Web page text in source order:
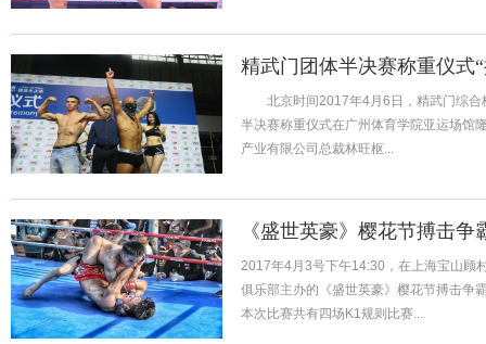
精武门团体半决赛称重仪式
北京时间2017年4月6日，精武门综合
半决赛称重仪式在广州体育学院亚运场馆
产业有限公司总裁林旺枢...
《盛世英豪》樱花节搏击争
2017年4月3号下午14:30，在上海宝山顾
俱乐部主办的《盛世英豪》樱花节搏击争
本次比赛共有四场K1规则比赛...